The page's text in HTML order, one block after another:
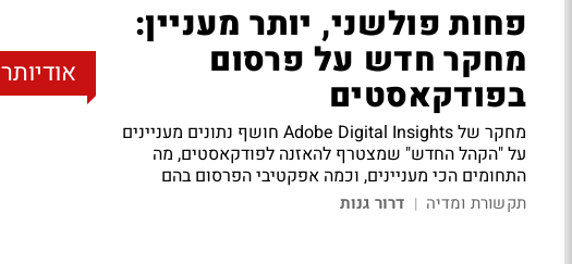
פחות פולשני, יותר מעניין:
מחקר חדש על פרסום
בפודקאסטים
מחקר של Adobe Digital Insights חושף נתונים מעניינים
על "הקהל החדש" שמצטרף להאזנה לפודקאסטים, מה
התחומים הכי מעניינים, וכמה אפקטיבי הפרסום בהם
תקשורת ומדיה | דרור גנות
אודיותר